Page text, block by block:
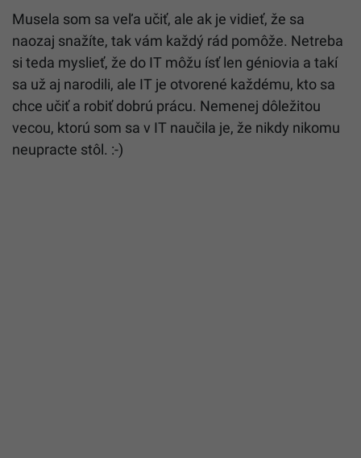
Musela som sa veľa učiť, ale ak je vidieť, že sa
naozaj snažíte, tak vám každý rád pomôže. Netreba
si teda myslieť, že do IT môžu ísť len géniovia a takí
sa už aj narodili, ale IT je otvorené každému, kto sa
chce učiť a robiť dobrú prácu. Nemenej dôležitou
vecou, ktorú som sa v IT naučila je, že nikdy nikomu
neupracte stôl. :-)